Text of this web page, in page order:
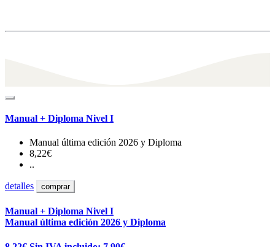
Manual + Diploma Nivel I
Manual última edición 2026 y Diploma
8,22€
..
detalles comprar
Manual + Diploma Nivel I
Manual última edición 2026 y Diploma